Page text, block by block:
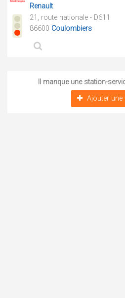
Renault
21, route nationale - D611
86600 Coulombiers
Il manque une station-
Ajouter une